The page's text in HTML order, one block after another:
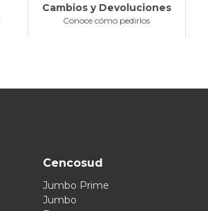
Cambios y Devoluciones
Conoce cómo pedirlos
Cencosud
Jumbo Prime
Jumbo